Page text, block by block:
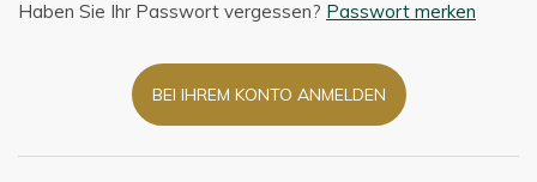
Haben Sie Ihr Passwort vergessen? Passwort merken
BEI IHREM KONTO ANMELDEN